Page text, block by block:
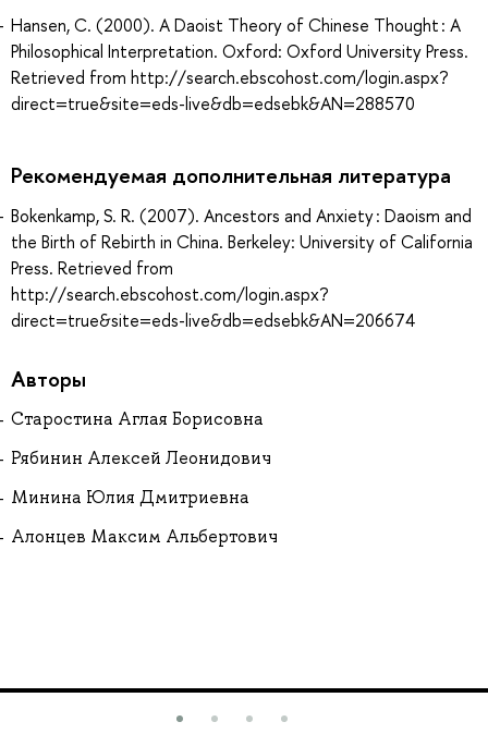
Hansen, C. (2000). A Daoist Theory of Chinese Thought : A
Philosophical Interpretation. Oxford: Oxford University Press.
Retrieved from http://search.ebscohost.com/login.aspx?
direct=true&site=eds-live&db=edsebk&AN=288570
Рекомендуемая дополнительная литература
Bokenkamp, S. R. (2007). Ancestors and Anxiety : Daoism and
the Birth of Rebirth in China. Berkeley: University of California
Press. Retrieved from
http://search.ebscohost.com/login.aspx?
direct=true&site=eds-live&db=edsebk&AN=206674
Авторы
Старостина Аглая Борисовна
Рябинин Алексей Леонидович
Минина Юлия Дмитриевна
Алонцев Максим Альбертович